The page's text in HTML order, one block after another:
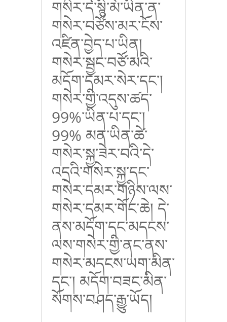
གསེར་དེ་སྙི་མོ་ཡིན་ན་
གསེར་བཙོས་མར་ངོས་
འཛིན་བྱེད་པ་ཡིན།
གསེར་སྦྱང་བཙོ་མའི་
མདོག་དམར་སེར་དང་།
གསེར་གྱི་འདུས་ཚད་
99%་ཡིན་པ་དང་།
99% མན་ཡིན་ཚེ་
གསེར་སྐྱ་ཟེར་བའི་དེ་
འདྲའི་གསེར་སྐྱ་དང་
གསེར་དམར་གཉིས་ལས་
གསེར་དམར་གོང་ཆེ། དེ་
ནས་མདོག་དང་མདངས་
ལས་གསེར་གྱི་ནང་ནས་
གསེར་མདངས་ཡག་མིན་
དང་། མདོག་བཟང་མིན་
སོགས་བཤད་རྒྱུ་ཡོད།